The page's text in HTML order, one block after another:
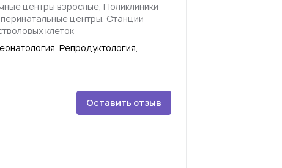
центры взрослые, Поликлиники
центры, Станции
клеток
Репродуктология,
Оставить отзыв